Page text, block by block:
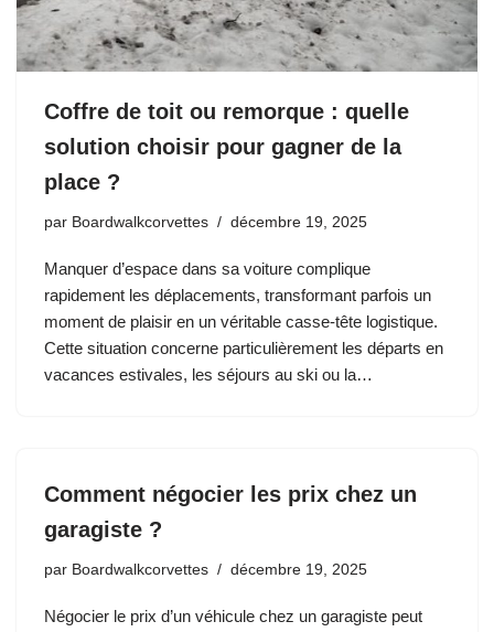
Coffre de toit ou remorque : quelle
solution choisir pour gagner de la
place ?
par Boardwalkcorvettes décembre 19, 2025
Manquer d’espace dans sa voiture complique
rapidement les déplacements, transformant parfois un
moment de plaisir en un véritable casse-tête logistique.
Cette situation concerne particulièrement les départs en
vacances estivales, les séjours au ski ou la…
Comment négocier les prix chez un
garagiste ?
par Boardwalkcorvettes décembre 19, 2025
Négocier le prix d’un véhicule chez un garagiste peut